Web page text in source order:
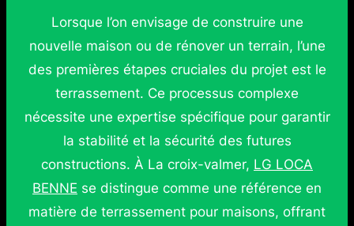
Lorsque l’on envisage de construire une
nouvelle maison ou de rénover un terrain, l’une
des premières étapes cruciales du projet est le
terrassement. Ce processus complexe
nécessite une expertise spécifique pour garantir
la stabilité et la sécurité des futures
constructions. À La croix-valmer, LG LOCA
BENNE se distingue comme une référence en
matière de terrassement pour maisons, offrant